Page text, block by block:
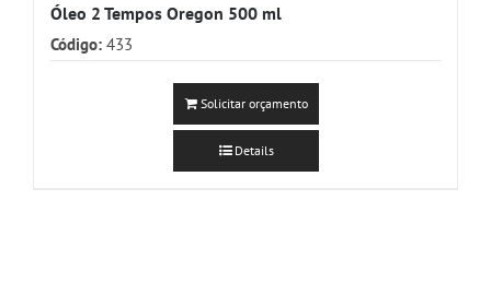
Óleo 2 Tempos Oregon 500 ml
Código: 433
Solicitar orçamento
Details